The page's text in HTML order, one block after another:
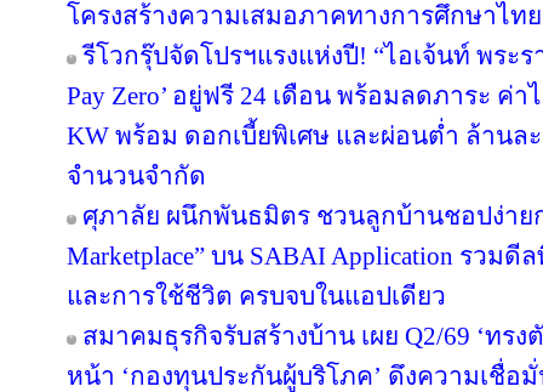
โครงสร้างความเสมอภาคทางการศึกษาไทย
รีโวกรุ๊ปจัดโปรฯแรงแห่งปี! “ไอเจ้นท์ พระร
Pay Zero’ อยู่ฟรี 24 เดือน พร้อมลดภาระ ค่
KW พร้อม ดอกเบี้ยพิเศษ และผ่อนต่ำ ล้านล
จำนวนจำกัด
ศุภาลัย ผนึกพันธมิตร ชวนลูกบ้านชอปง่ายก
Marketplace” บน SABAI Application รวม
และการใช้ชีวิต ครบจบในแอปเดียว
สมาคมธุรกิจรับสร้างบ้าน เผย Q2/69 ‘ทร
หน้า ‘กองทุนประกันผู้บริโภค’ ดึงความเชื่